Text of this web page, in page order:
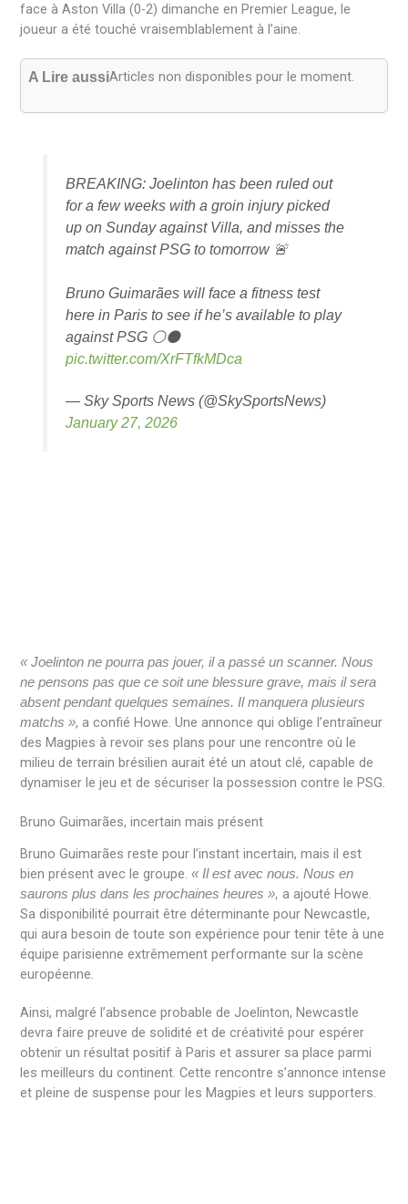
face à Aston Villa (0-2) dimanche en Premier League, le
joueur a été touché vraisemblablement à l’aine.
A Lire aussiArticles non disponibles pour le moment.
BREAKING: Joelinton has been ruled out
for a few weeks with a groin injury picked
up on Sunday against Villa, and misses the
match against PSG to tomorrow 🚨
Bruno Guimarães will face a fitness test
here in Paris to see if he’s available to play
against PSG ⚪️⚫️
pic.twitter.com/XrFTfkMDca
— Sky Sports News (@SkySportsNews)
January 27, 2026
« Joelinton ne pourra pas jouer, il a passé un scanner. Nous
ne pensons pas que ce soit une blessure grave, mais il sera
absent pendant quelques semaines. Il manquera plusieurs
matchs », a confié Howe. Une annonce qui oblige l’entraîneur
des Magpies à revoir ses plans pour une rencontre où le
milieu de terrain brésilien aurait été un atout clé, capable de
dynamiser le jeu et de sécuriser la possession contre le PSG.
Bruno Guimarães, incertain mais présent
Bruno Guimarães reste pour l’instant incertain, mais il est
bien présent avec le groupe.« Il est avec nous. Nous en
saurons plus dans les prochaines heures », a ajouté Howe.
Sa disponibilité pourrait être déterminante pour Newcastle,
qui aura besoin de toute son expérience pour tenir tête à une
équipe parisienne extrêmement performante sur la scène
européenne.
Ainsi, malgré l’absence probable de Joelinton, Newcastle
devra faire preuve de solidité et de créativité pour espérer
obtenir un résultat positif à Paris et assurer sa place parmi
les meilleurs du continent. Cette rencontre s’annonce intense
et pleine de suspense pour les Magpies et leurs supporters.